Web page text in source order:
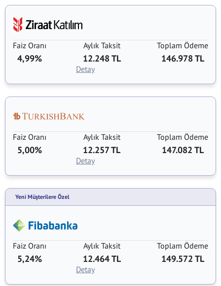
Faiz Oranı
4,99%
Aylık Taksit
12.248 TL
Toplam Ödeme
146.978 TL
Detay
Faiz Oranı
5,00%
Aylık Taksit
12.257 TL
Toplam Ödeme
147.082 TL
Detay
Yeni Müşterilere Özel
Faiz Oranı
5,24%
Aylık Taksit
12.464 TL
Toplam Ödeme
149.572 TL
Detay